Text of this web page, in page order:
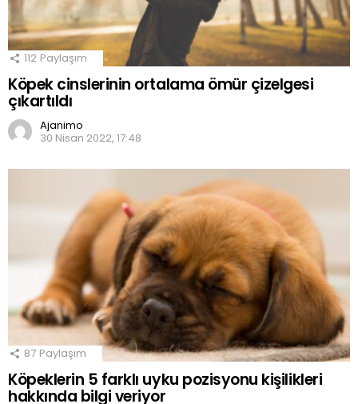
112 Paylaşım
Köpek cinslerinin ortalama ömür çizelgesi
çıkartıldı
Ajanimo
30 Nisan 2022, 17:48
87 Paylaşım
Köpeklerin 5 farklı uyku pozisyonu kişilikleri
hakkında bilgi veriyor